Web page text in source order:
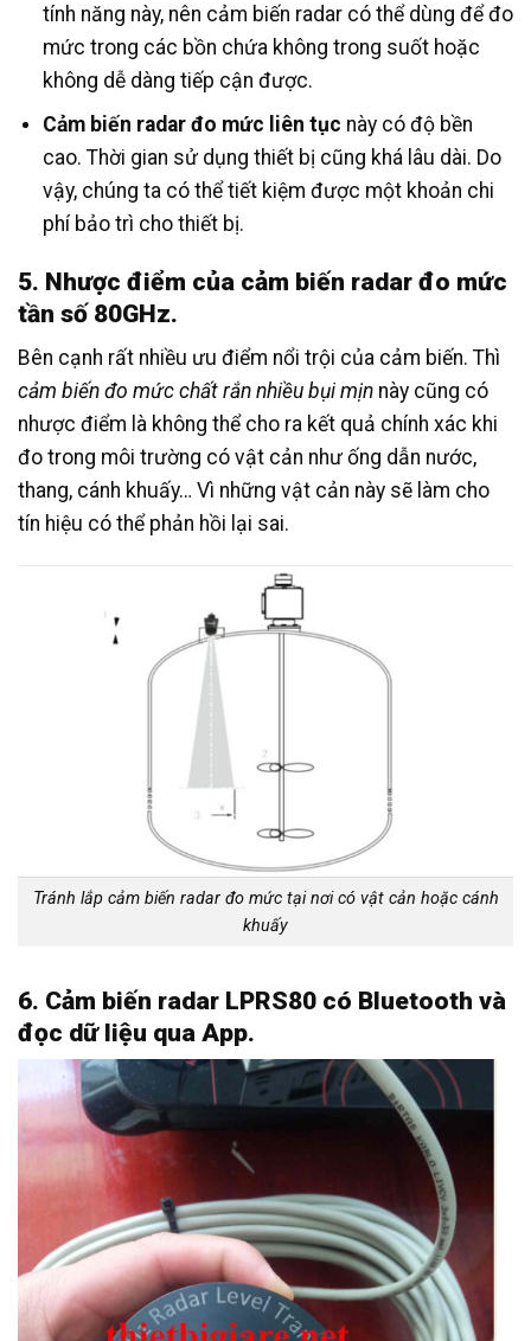
tính năng này, nên cảm biến radar có thể dùng để đo
mức trong các bồn chứa không trong suốt hoặc
không dễ dàng tiếp cận được.
Cảm biến radar đo mức liên tục này có độ bền
cao. Thời gian sử dụng thiết bị cũng khá lâu dài. Do
vậy, chúng ta có thể tiết kiệm được một khoản chi
phí bảo trì cho thiết bị.
5. Nhược điểm của cảm biến radar đo mức
tần số 80GHz.
Bên cạnh rất nhiều ưu điểm nổi trội của cảm biến. Thì
cảm biến đo mức chất rắn nhiều bụi mịn này cũng có
nhược điểm là không thể cho ra kết quả chính xác khi
đo trong môi trường có vật cản như ống dẫn nước,
thang, cánh khuấy… Vì những vật cản này sẽ làm cho
tín hiệu có thể phản hồi lại sai.
Tránh lắp cảm biến radar đo mức tại nơi có vật cản hoặc cánh
khuấy
6. Cảm biến radar LPRS80 có Bluetooth và
đọc dữ liệu qua App.